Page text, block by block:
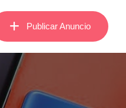
Publicar Anuncio